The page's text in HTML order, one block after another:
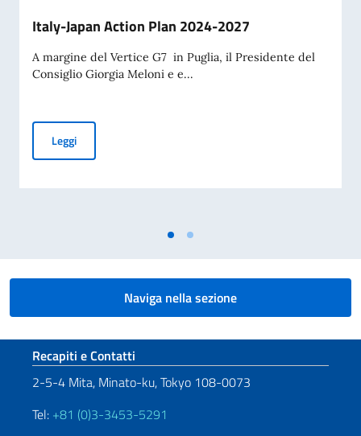
Italy-Japan Action Plan 2024-2027
A margine del Vertice G7 in Puglia, il Presidente del
Consiglio Giorgia Meloni e e...
LeggiItaly-Japan Action Plan 2024-2027
Naviga nella sezione
Sezione footer
Recapiti e Contatti
2-5-4 Mita, Minato-ku, Tokyo 108-0073
Tel: +81 (0)3-3453-5291